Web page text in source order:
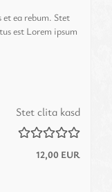
et ea rebum. Stet
est Lorem ipsum
Stet clita kasd
12,00 EUR